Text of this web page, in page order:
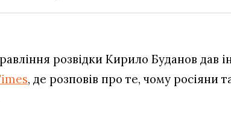
розвідки Кирило Буданов дав
, де розповів про те, чому росіяни